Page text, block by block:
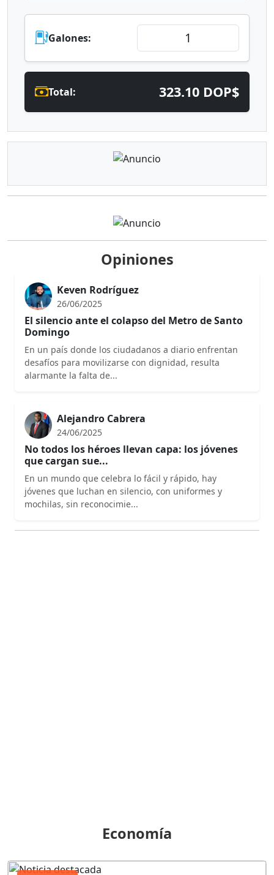
Galones:
Total: 323.10 DOP$
Opiniones
Keven Rodríguez
26/06/2025
El silencio ante el colapso del Metro de Santo
Domingo
En un país donde los ciudadanos a diario enfrentan
desafíos para movilizarse con dignidad, resulta
alarmante la falta de...
Alejandro Cabrera
24/06/2025
No todos los héroes llevan capa: los jóvenes
que cargan sue...
En un mundo que celebra lo fácil y rápido, hay
jóvenes que luchan en silencio, con uniformes y
mochilas, sin reconocimie...
Economía